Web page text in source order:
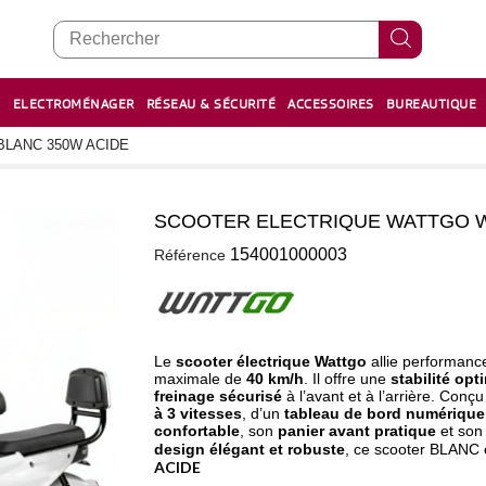
ELECTROMÉNAGER RÉSEAU & SÉCURITÉ ACCESSOIRES BUREAUTIQUE
350W ACIDE
SCOOTER ELECTRIQUE WATTGO
Référence 154001000003
Le scooter électrique Wattgo allie
maximale de 40 km/h . Il offre une stabilité
freinage sécuriséà l’avant et à l’arrière.
à 3 vitesses, d’un tableau de bord numérique
confortable, son panier avant pratiqueet son
design élégant et robuste, ce scooter BLANC
ACIDE